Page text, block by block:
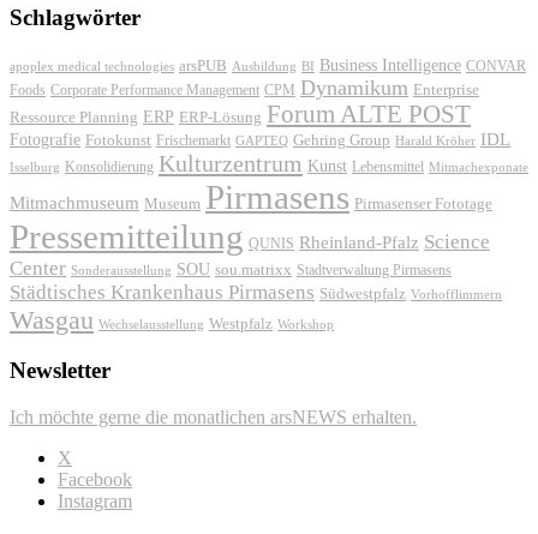
Schlagwörter
apoplex medical technologies arsPUB Ausbildung BI Business Intelligence CONVAR
Foods Corporate Performance Management CPM Dynamikum Enterprise
Ressource Planning ERP ERP-Lösung Forum ALTE POST
Fotografie Fotokunst Frischemarkt GAPTEQ Gehring Group Harald Kröher IDL
Isselburg Konsolidierung Kulturzentrum Kunst Lebensmittel Mitmachexponate
Mitmachmuseum Museum Pirmasens Pirmasenser Fototage
Pressemitteilung QUNIS Rheinland-Pfalz Science
Center Sonderausstellung SOU sou.matrixx Stadtverwaltung Pirmasens
Städtisches Krankenhaus Pirmasens Südwestpfalz Vorhofflimmern
Wasgau Wechselausstellung Westpfalz Workshop
Newsletter
Ich möchte gerne die monatlichen arsNEWS erhalten.
X
Facebook
Instagram